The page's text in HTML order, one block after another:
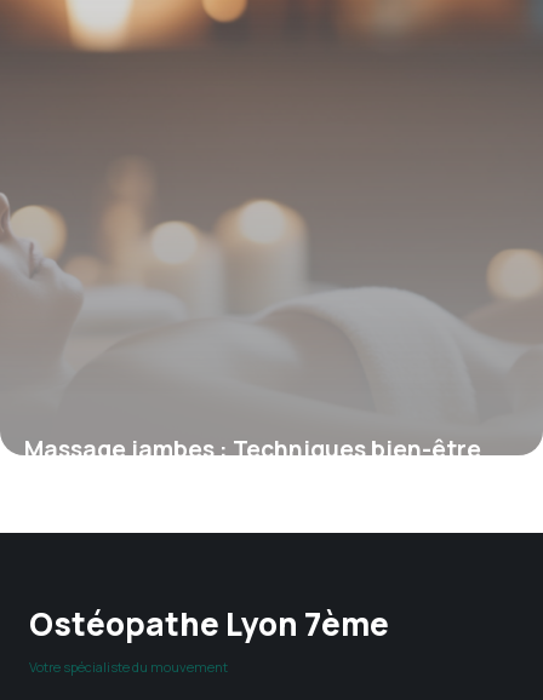
Massage jambes : Techniques bien-être
3 mai 2026
Ostéopathe Lyon 7ème
Votre spécialiste du mouvement